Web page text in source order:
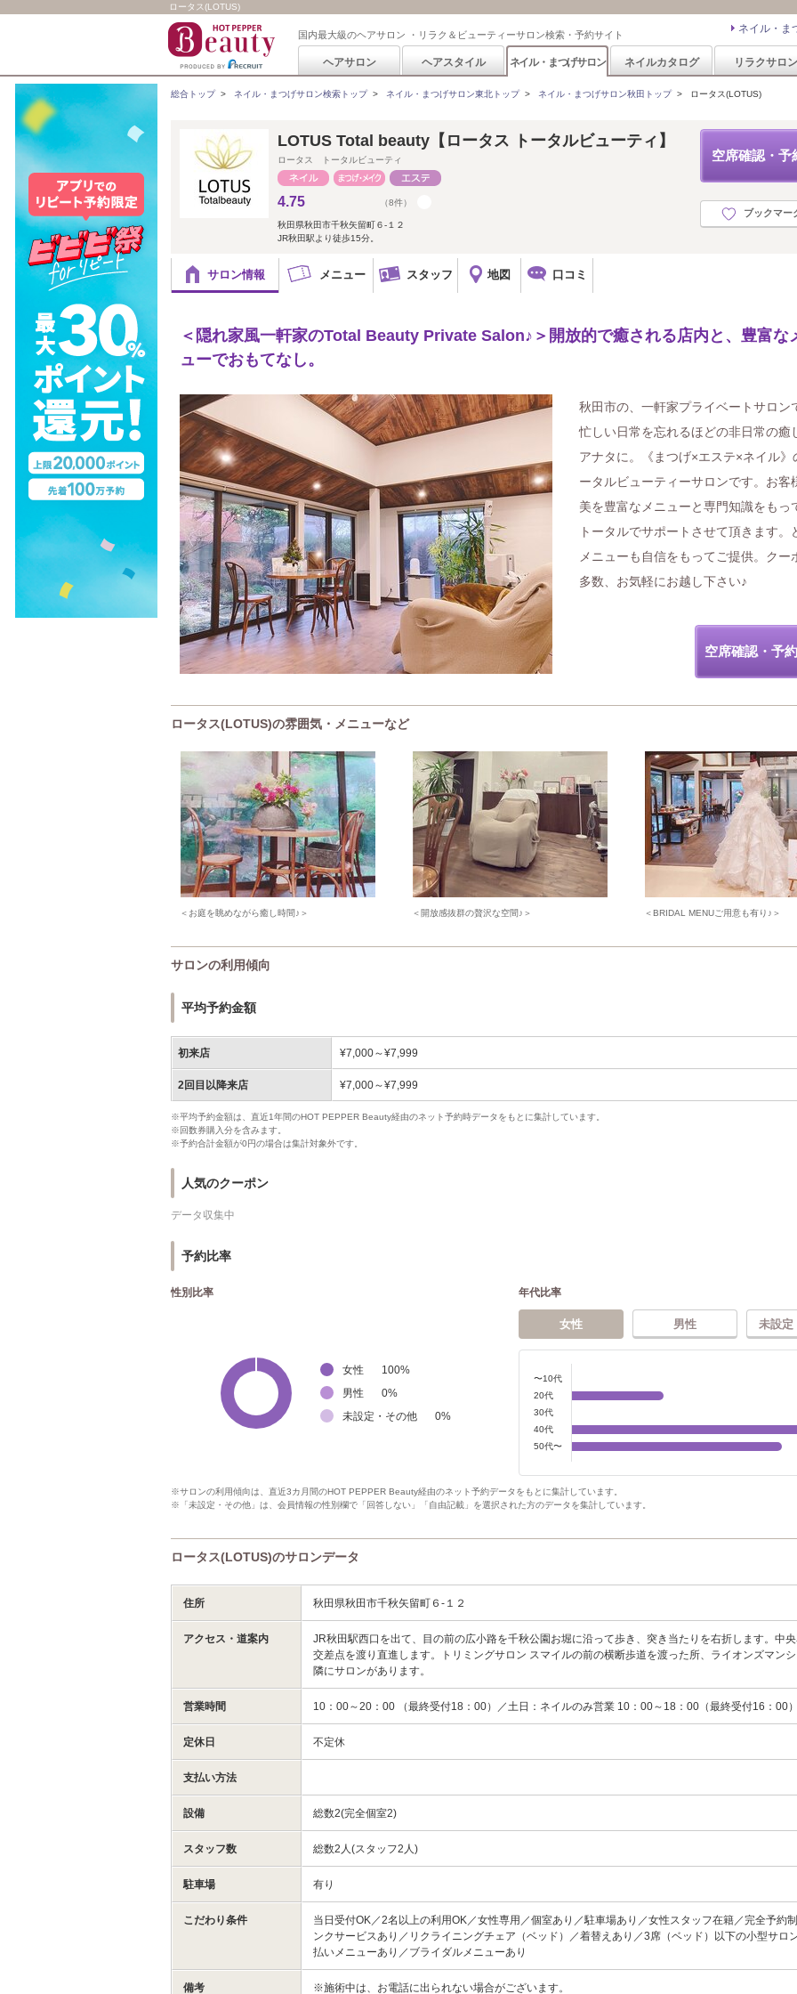
ロータス(LOTUS)
国内最大級のヘアサロン ・リラク＆ビューティーサロン検索・予約サイト ネイル・ま
ヘアサロン ヘアスタイル ネイル・まつげサロン ネイルカタログ リラクサロン
総合トップ> ネイル・まつげサロン検索トップ> ネイル・まつげサロン東北トップ> ネイル・まつげサロン秋田トップ> ロータス(LOTUS)
空席確認・予
ブックマー
LOTUS Total beauty【ロータス トータルビューティ】
ロータス トータルビューティ
4.75 （8件）
秋田県秋田市千秋矢留町６-１２
JR秋田駅より徒歩15分。
サロン情報 メニュー スタッフ 地図 口コミ
＜隠れ家風一軒家のTotal Beauty Private Salon♪＞開放的で癒される店内と、豊富な
ューでおもてなし。
秋田市の、一軒家プライベートサロン
忙しい日常を忘れるほどの非日常の癒
アナタに。《まつげ×エステ×ネイル》
ータルビューティーサロンです。お客
美を豊富なメニューと専門知識をもっ
トータルでサポートさせて頂きます。
メニューも自信をもってご提供。クー
多数、お気軽にお越し下さい♪
空席確認・予
ロータス(LOTUS)の雰囲気・メニューなど
＜お庭を眺めながら癒し時間♪＞ ＜開放感抜群の贅沢な空間♪＞ ＜BRIDAL MENUご用意も有り♪＞
サロンの利用傾向
平均予約金額
初来店 ¥7,000～¥7,999
2回目以降来店 ¥7,000～¥7,999
※平均予約金額は、直近1年間のHOT PEPPER Beauty経由のネット予約時データをもとに集計しています。
※回数券購入分を含みます。
※予約合計金額が0円の場合は集計対象外です。
人気のクーポン
データ収集中
予約比率
性別比率
女性 100%
男性
0%
未設定・その他
0%
年代比率
女性 男性 未設定
〜10代
20代
30代
40代
50代〜
※サロンの利用傾向は、直近3カ月間のHOT PEPPER Beauty経由のネット予約データをもとに集計しています。
※「未設定・その他」は、会員情報の性別欄で「回答しない」「自由記載」を選択された方のデータを集計しています。
ロータス(LOTUS)のサロンデータ
住所 秋田県秋田市千秋矢留町６-１２
アクセス・道案内
JR秋田駅西口を出て、目の前の広小路を千秋公園お堀に沿って歩き、突き当たりを右折します。中
交差点を渡り直進します。トリミングサロン スマイルの前の横断歩道を渡った所、ライオンズマン
隣にサロンがあります。
営業時間 10：00～20：00 （最終受付18：00）／土日：ネイルのみ営業 10：00～18：00（最終受付16：00）
定休日 不定休
支払い方法
設備 総数2(完全個室2)
スタッフ数 総数2人(スタッフ2人)
駐車場 有り
こだわり条件
当日受付OK／2名以上の利用OK／女性専用／個室あり／駐車場あり／女性スタッフ在籍／完全予約
ンクサービスあり／リクライニングチェア（ベッド）／着替えあり／3席（ベッド）以下の小型サロ
払いメニューあり／ブライダルメニューあり
備考 ※施術中は、お電話に出られない場合がございます。